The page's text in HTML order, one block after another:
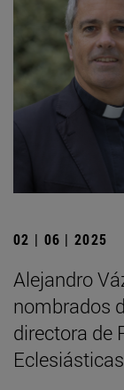
02 | 06 | 2025
Alejandro
nombrados
directora de